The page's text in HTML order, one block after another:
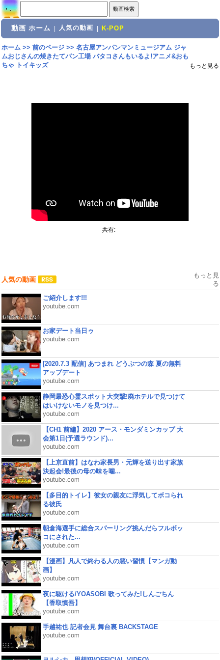
動画 ホーム 人気の動画 K-POP
ホーム>> 前のページ>> 名古屋アンパンマンミュージアム ジャ
ムおじさんの焼きたてパン工場 バタコさんもいるよ!アニメ&おも
ちゃ トイキッズ
もっと見る
共有:
人気の動画
もっと見
る
ご紹介します!!!
youtube.com
お家デート当日ゥ
youtube.com
[2020.7.3 配信] あつまれ どうぶつの森 夏の無料
アップデート
youtube.com
静岡最恐心霊スポット大突撃!廃ホテルで見つけて
はいけないモノを見つけ...
youtube.com
【CH1 前編】2020 アース・モンダミンカップ 大
会第1日(予選ラウンド)...
youtube.com
【上京直前】はなわ家長男・元輝を送り出す家族
決起会!最後の母の味を噛...
youtube.com
【多目的トイレ】彼女の親友に浮気してボコられ
る彼氏
youtube.com
朝倉海選手に総合スパーリング挑んだらフルボッ
コにされた...
youtube.com
【漫画】凡人で終わる人の悪い習慣【マンガ動
画】
youtube.com
夜に駆ける/YOASOBI 歌ってみた!しんごちん
【香取慎吾】
youtube.com
手越祐也 記者会見 舞台裏 BACKSTAGE
youtube.com